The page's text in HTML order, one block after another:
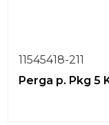
11545418-211
Perga p. Pkg 5